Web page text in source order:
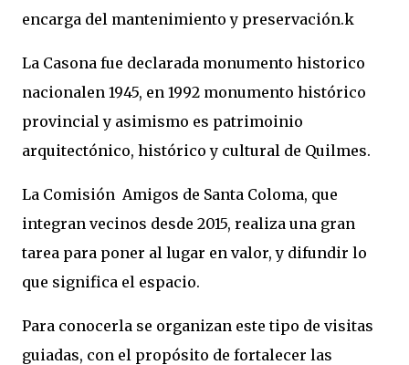
encarga del mantenimiento y preservación.k
La Casona fue declarada monumento historico
nacionalen 1945, en 1992 monumento histórico
provincial y asimismo es patrimoinio
arquitectónico, histórico y cultural de Quilmes.
La Comisión Amigos de Santa Coloma, que
integran vecinos desde 2015, realiza una gran
tarea para poner al lugar en valor, y difundir lo
que significa el espacio.
Para conocerla se organizan este tipo de visitas
guiadas, con el propósito de fortalecer las